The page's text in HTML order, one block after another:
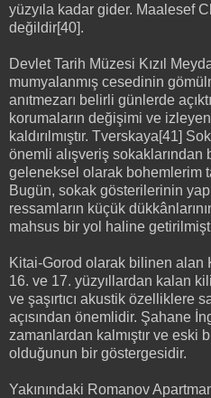
yüzyıla kadar gider. Maalesef
değildir[40].
Devlet Tarih Müzesi Kızıl
mumyalanmış cesedinin
anıtmezarı belirli günlerde
korumaların değişimi ve
kaldırılmıştır. Tverskaya[41]
önemli alışveriş sokaklarından
geleneksel olarak bohemlerim
Bugün, sokak gösterilerinin
ressamların küçük
mahsus bir yol haline
Kitai-Gorod olarak bilinen alan
16. ve 17. yüzyıllardan kalan
ve şaşırtıcı akustik özelliklere
açısından önemlidir. Şahane
zamanlardan kalmıştır ve eski
olduğunun bir göstergesidir.
Yakınındaki Romanov